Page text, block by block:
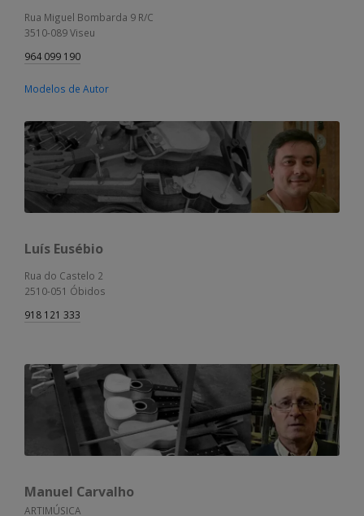
Rua Miguel Bombarda 9 R/C
3510-089 Viseu
964 099 190
Modelos de Autor
Luís Eusébio
Rua do Castelo 2
2510-051 Óbidos
918 121 333
Manuel Carvalho
ARTIMÚSICA